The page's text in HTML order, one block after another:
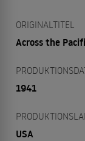
ORIGINALTITEL
Across the
1941
USA